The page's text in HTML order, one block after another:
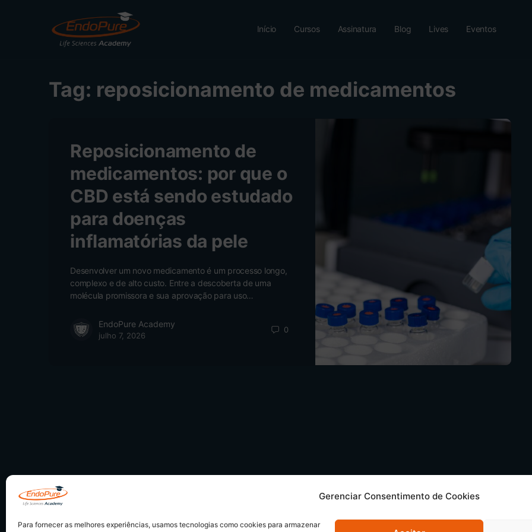
Gerenciar Consentimento de Cookies
Para fornecer as melhores experiências, usamos tecnologias como cookies para armazenar
Início Cursos Assinatura Blog Lives Eventos
Tag: reposicionamento de medicamentos
Reposicionamento de
medicamentos: por que o
CBD está sendo estudado
para doenças
inflamatórias da pele
Desenvolver um novo medicamento é um processo longo,
complexo e de alto custo. Entre a descoberta de uma
molécula promissora e sua aprovação para uso…
EndoPure Academy
julho 7, 2026
0